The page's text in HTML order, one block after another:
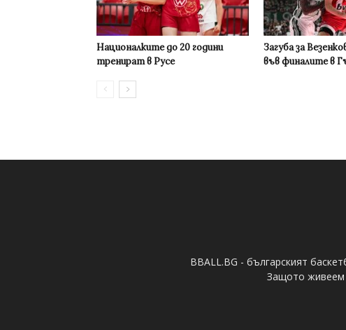
Националките до 20 години
тренират в Русе
Загуба за
във финалите в
BBALL.BG - българският
Защото живеем